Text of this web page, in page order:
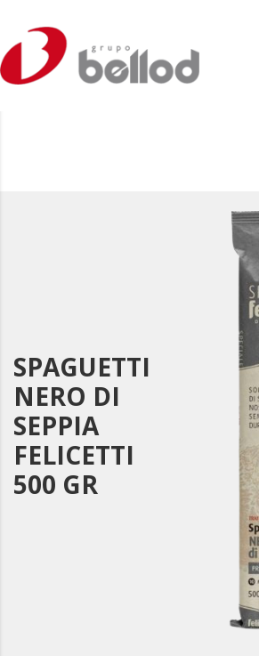
SPAGUETTI
NERO DI
SEPPIA
FELICETTI
500 GR